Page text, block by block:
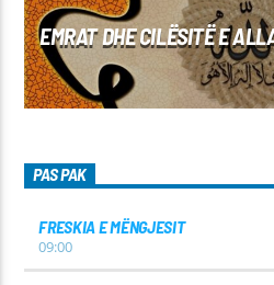
EMRAT DHE CILËSITË E
PAS PAK
FRESKIA E MËNGJESIT
09:00